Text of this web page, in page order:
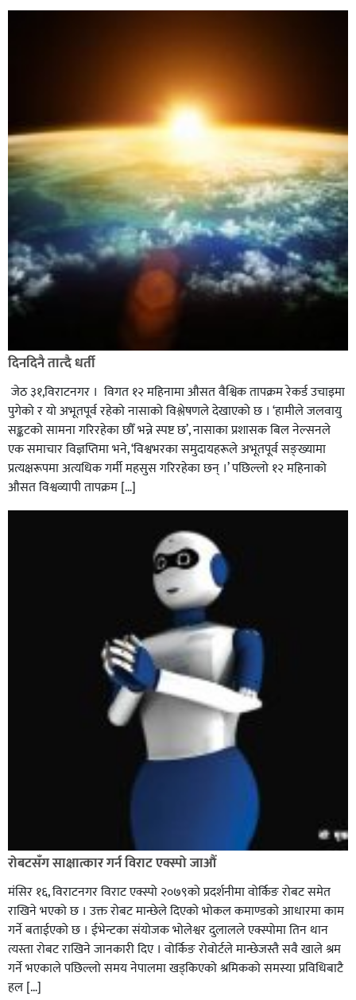
दिनदिनै तात्दै धर्ती
जेठ ३१,विराटनगर । विगत १२ महिनामा औसत वैश्विक तापक्रम रेकर्ड उचाइमा
पुगेको र यो अभूतपूर्व रहेको नासाको विश्लेषणले देखाएको छ । ‘हामीले जलवायु
सङ्कटको सामना गरिरहेका छौँ भन्ने स्पष्ट छ’, नासाका प्रशासक बिल नेल्सनले
एक समाचार विज्ञप्तिमा भने, ‘विश्वभरका समुदायहरूले अभूतपूर्व सङ्ख्यामा
प्रत्यक्षरूपमा अत्यधिक गर्मी महसुस गरिरहेका छन् ।’ पछिल्लो १२ महिनाको
औसत विश्वव्यापी तापक्रम […]
रोबटसँग साक्षात्कार गर्न विराट एक्स्पो जाऔं
मंसिर १६, विराटनगर विराट एक्स्पो २०७९को प्रदर्शनीमा वोर्किङ रोबट समेत
राखिने भएको छ । उक्त रोबट मान्छेले दिएको भोकल कमाण्डको आधारमा काम
गर्ने बताईएको छ । ईभेन्टका संयोजक भोलेश्वर दुलालले एक्स्पोमा तिन थान
त्यस्ता रोबट राखिने जानकारी दिए । वोर्किङ रोवोर्टले मान्छेजस्तै सवै खाले श्रम
गर्ने भएकाले पछिल्लो समय नेपालमा खड्किएको श्रमिकको समस्या प्रविधिबाटै
हल […]